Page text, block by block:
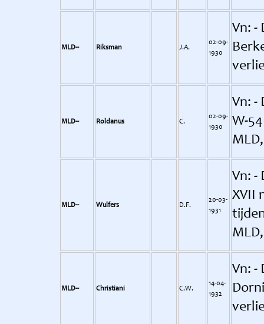
MLD-- Riksman J.A.
02-09-
1930
Vn: -
MLD-- Roldanus C.
02-09-
1930
Vn: -
W-
MLD-- Wulfers D.F.
20-03-
1931
Vn: -
XVII
MLD-- Christiani C.W.
14-04-
1932
Vn: -